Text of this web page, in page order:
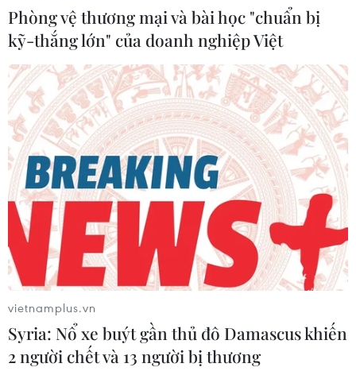
Phòng vệ thương mại và bài học "chuẩn bị
kỹ-thắng lớn" của doanh nghiệp Việt
vietnamplus.vn
Syria: Nổ xe buýt gần thủ đô Damascus khiến
2 người chết và 13 người bị thương